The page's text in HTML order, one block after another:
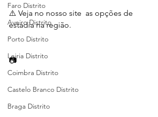
Faro Distrito
Aveiro Distrito
Porto Distrito
Leiria Distrito
Coimbra Distrito
Castelo Branco Distrito
Braga Distrito
⚠️ Veja no nosso site  as opções de
estadia na região.
📷